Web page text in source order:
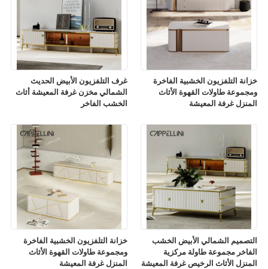
غرف التلفزيون الأبيض الحديث
الشمالي مخزن غرفة المعيشة أثاث
الخشب الفاخر
خزانة التلفزيون الخشبية الفاخرة
ومجموعة طاولات القهوة الأثاث
المنزل غرفة المعيشة
خزانة التلفزيون الخشبية الفاخرة
ومجموعة طاولات القهوة الأثاث
المنزل غرفة المعيشة
التصميم الشمالي الأبيض الخشب
الفاخر مجموعة طاولة مركزية
المنزل الأثاث الرخيص غرفة المعيشة